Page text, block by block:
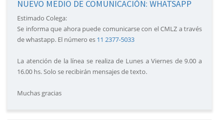
NUEVO MEDIO DE COMUNICACIÓN: WHATSAPP
Estimado Colega:
Se informa que ahora puede comunicarse con el CMLZ a través
de whastapp. El número es 11 2377-5033
La atención de la línea se realiza de Lunes a Viernes de 9.00 a
16.00 hs. Solo se recibirán mensajes de texto.
Muchas gracias